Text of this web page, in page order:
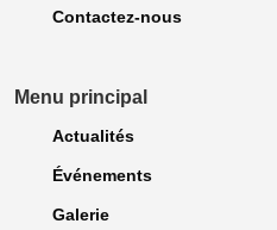
Contactez-nous
Menu principal
Actualités
Événements
Galerie